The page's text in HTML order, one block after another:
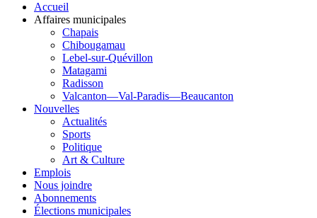
Accueil
Affaires municipales
Chapais
Chibougamau
Lebel-sur-Quévillon
Matagami
Radisson
Valcanton—Val-Paradis—Beaucanton
Nouvelles
Actualités
Sports
Politique
Art & Culture
Emplois
Nous joindre
Abonnements
Élections municipales